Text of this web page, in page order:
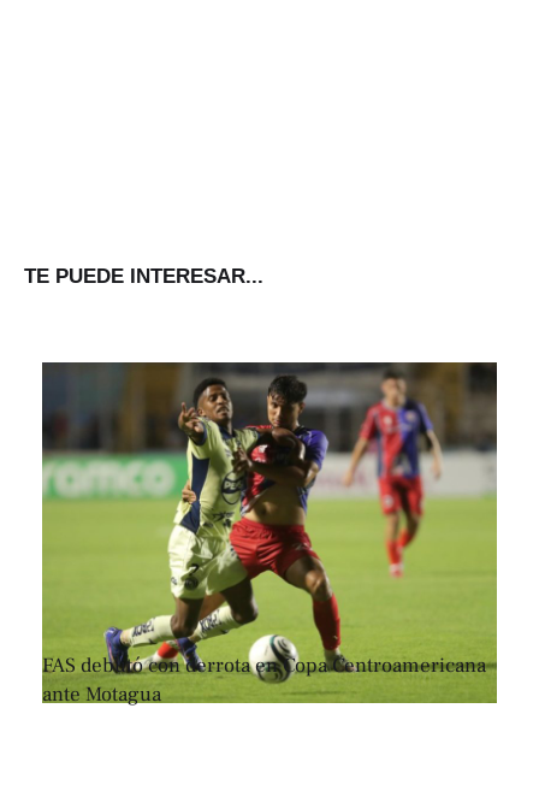
TE PUEDE INTERESAR...
FAS debutó con derrota en Copa Centroamericana
ante Motagua